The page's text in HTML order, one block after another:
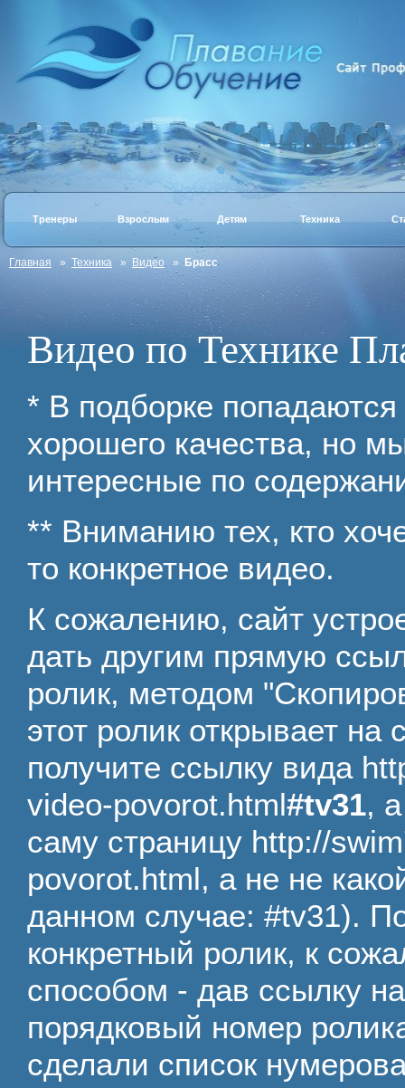
Видео по Технике
* В подборке
хорошего качества, но
интересные по
** Вниманию тех, кто
то конкретное видео.
К сожалению, сайт
дать другим прямую
ролик, методом
этот ролик открывает
получите ссылку вида
video-povorot.html#tv31,
саму страницу http://
povorot.html, а не не
данном случае: #tv31).
конкретный ролик, к
способом - дав ссылку
порядковый номер
сделали список
Тренеры Взрослым Детям Техника
Главная » Техника » Видео » Брасс